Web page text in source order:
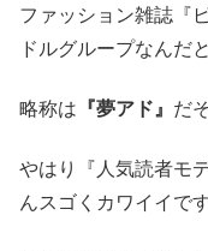
ファッション雑誌『
ドルグループなんだ
略称は 『夢アド』 だ
やはり『人気読者モ
んスゴくカワイイで